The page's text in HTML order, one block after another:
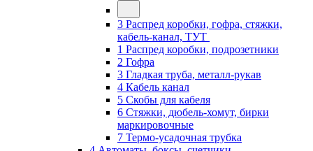
3 Распред коробки, гофра, стяжки,
кабель-канал, ТУТ
1 Распред коробки, подрозетники
2 Гофра
3 Гладкая труба, металл-рукав
4 Кабель канал
5 Скобы для кабеля
6 Стяжки, дюбель-хомут, бирки
маркировочные
7 Термо-усадочная трубка